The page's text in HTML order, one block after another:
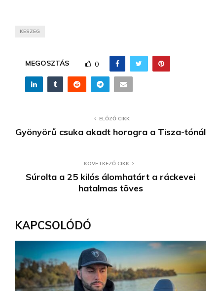
KESZEG
MEGOSZTÁS 0
ELŐZŐ CIKK
Gyönyörű csuka akadt horogra a Tisza-tónál
KÖVETKEZŐ CIKK
Súrolta a 25 kilós álomhatárt a ráckevei
hatalmas töves
KAPCSOLÓDÓ